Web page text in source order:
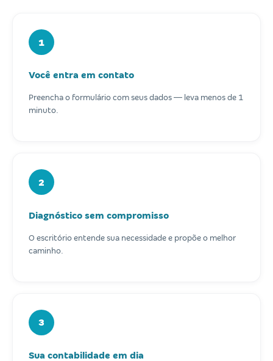
1
Você entra em contato
Preencha o formulário com seus dados — leva menos de 1
minuto.
2
Diagnóstico sem compromisso
O escritório entende sua necessidade e propõe o melhor
caminho.
3
Sua contabilidade em dia